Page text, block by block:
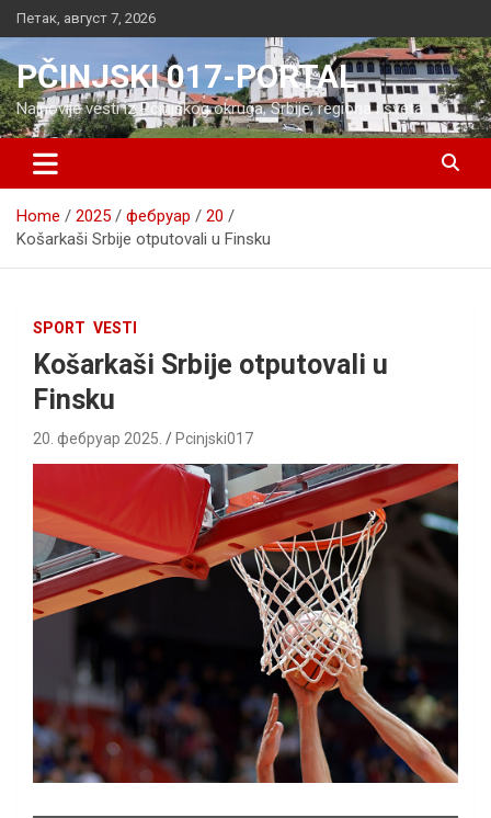
Skip
to
content
Петак, август 7, 2026
PČINJSKI 017-PORTAL
Najnovije vesti iz Pčinjskog okruga, Srbije, regiona i sveta
Home 2025 фебруар
20
Košarkaši Srbije otputovali u Finsku
SPORT VESTI
Košarkaši Srbije otputovali u
Finsku
20. фебруар 2025. Pcinjski017